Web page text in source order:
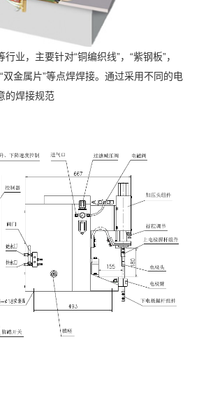
业，主要针对“铜编织线”，“紫钢板”，
双金属片”等点焊焊接。通过采用不同的电
的焊接规范